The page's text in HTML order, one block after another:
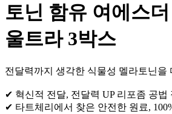
토닌 함유 여에스
울트라 3박스
전달력까지 생각한 식물성 멜라토닌을
✔ 혁신적 전달, 전달력 UP 리포좀 공법
✔ 타트체리에서 찾은 안전한 원료,